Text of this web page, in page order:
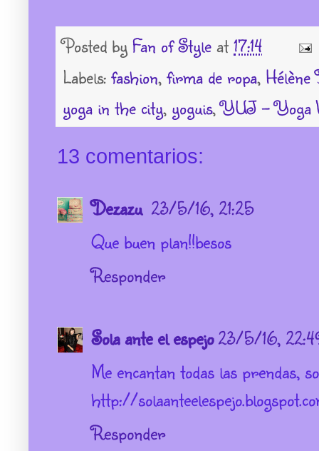
Posted by Fan of Style at 17:14
Labels: fashion, firma de ropa, Hélène
yoga in the city, yoguis,YUJ - Yoga
13 comentarios:
Dezazu 23/5/16, 21:25
Que buen plan!!besos
Responder
Sola ante el espejo23/5/16,
Me encantan todas las prendas,
http://
Responder